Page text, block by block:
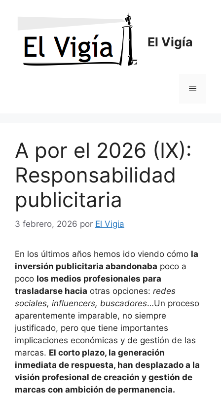
El Vigía
Menú
A por el 2026 (IX):
Responsabilidad
publicitaria
3 febrero, 2026 por El Vigia
En los últimos años hemos ido viendo cómo la
inversión publicitaria abandonaba poco a
poco los medios profesionales para
trasladarse hacia otras opciones: redes
sociales, influencers, buscadores…Un proceso
aparentemente imparable, no siempre
justificado, pero que tiene importantes
implicaciones económicas y de gestión de las
marcas. El corto plazo, la generación
inmediata de respuesta, han desplazado a la
visión profesional de creación y gestión de
marcas con ambición de permanencia.